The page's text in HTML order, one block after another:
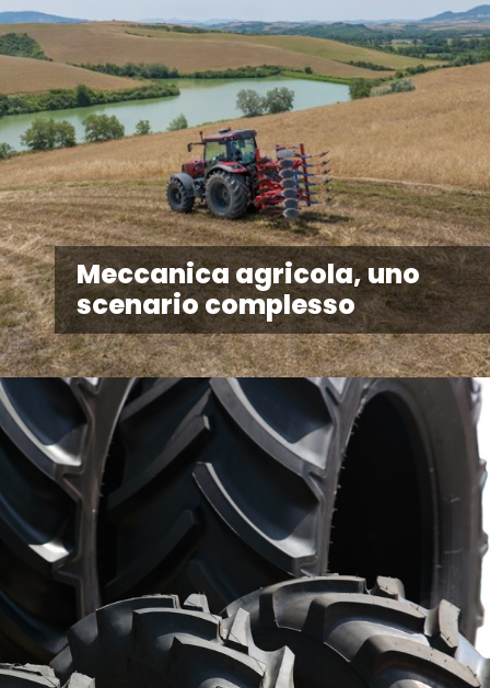
Meccanica agricola, uno
scenario complesso